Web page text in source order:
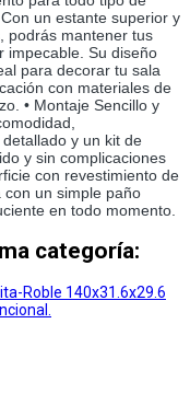
un estante superior y
podrás mantener tus
impecable. Su diseño
para decorar tu sala
con materiales de
• Montaje Sencillo y
y un kit de
y sin complicaciones
con revestimiento de
con un simple paño
en todo momento.
categoría: